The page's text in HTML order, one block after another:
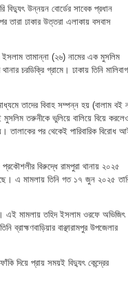
বিদ্যুৎ উন্নয়ন বোর্ডের সাবেক প্রধান
তারা ঢাকার উত্তরা এলাকায় বসবাস
ইসলাম তামান্না (২৬) নামের এক মুসলিম
চরডিক্রি গ্রামে। ঢাকায় তিনি মালিবাগ
তাদের বিবাহ সম্পন্ন হয় (বালাম বই
তরুনীকে ভুলিয়ে বালিয়ে বিয়ে
তালাকের পর থেকেই পারিবারিক বিরোধ
বিরুদ্ধে রামপুরা থানায় ২০২৫
এ মামলায় তিনি গত ১৭ জুন ২০২৫
এই মামলায় তহিদ ইসলাম ওরফে অভিজিৎ
ব্রাহ্মণবাড়িয়ার বাঞ্ছারামপুর উপজেলার
দিয়ে প্রায় সময়ই বিদ্যুৎ কেন্দ্রের